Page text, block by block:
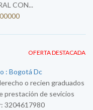
CON...
OFERTA DESTACADA
: Bogotá Dc
o recien graduados
prestación de sevicios
3204617980